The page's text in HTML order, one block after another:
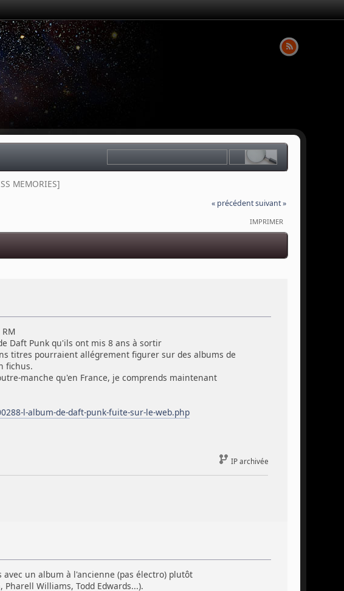
MEMORIES]
« précédentsuivant »
IMPRIMER
Daft Punk qu'ils ont mis 8 ans à sortir
titres pourraient allégrement figurer sur des albums de
fichus.
manche qu'en France, je comprends maintenant
l-album-de-daft-punk-fuite-sur-le-web.php
IP archivée
un album à l'ancienne (pas électro) plutôt
Williams, Todd Edwards...).